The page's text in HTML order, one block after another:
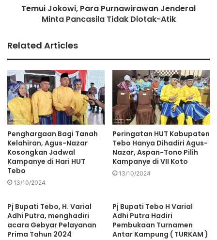
Temui Jokowi, Para Purnawirawan Jenderal
Minta Pancasila Tidak Diotak-Atik
Related Articles
Penghargaan Bagi Tanah
Kelahiran, Agus-Nazar
Kosongkan Jadwal
Kampanye di Hari HUT
Tebo
13/10/2024
Peringatan HUT Kabupaten
Tebo Hanya Dihadiri Agus-
Nazar, Aspan-Tono Pilih
Kampanye di VII Koto
13/10/2024
Pj Bupati Tebo, H. Varial
Adhi Putra, menghadiri
acara Gebyar Pelayanan
Prima Tahun 2024
Pj Bupati Tebo H Varial
Adhi Putra Hadiri
Pembukaan Turnamen
Antar Kampung ( TURKAM )